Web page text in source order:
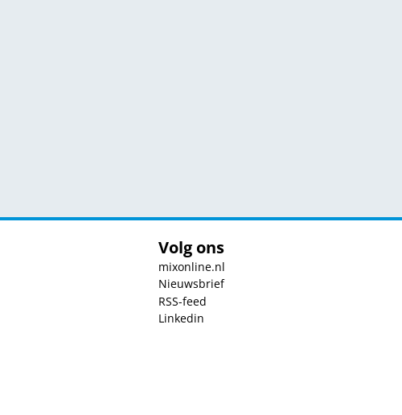
Volg ons
mixonline.nl
Nieuwsbrief
RSS-feed
Linkedin